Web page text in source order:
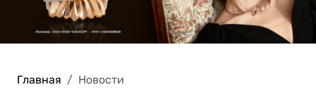
Главная Новости